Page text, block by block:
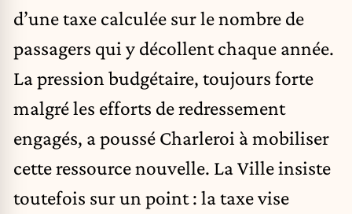
d’une taxe calculée sur le nombre de
passagers qui y décollent chaque année.
La pression budgétaire, toujours forte
malgré les efforts de redressement
engagés, a poussé Charleroi à mobiliser
cette ressource nouvelle. La Ville insiste
toutefois sur un point : la taxe vise